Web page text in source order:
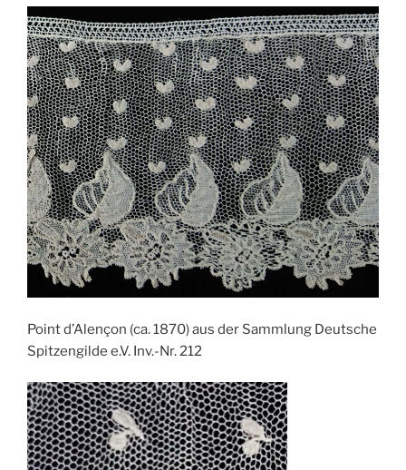
Point d’Alençon (ca. 1870) aus der Sammlung Deutsche
Spitzengilde e.V. Inv.-Nr. 212